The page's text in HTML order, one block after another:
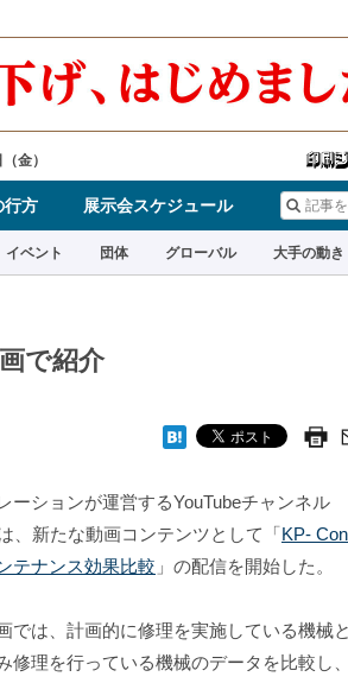
（金）
行方 展示会スケジュール
イベント 団体 グローバル 大手の動き
で紹介
ションが運営するYouTubeチャンネル
、新たな動画コンテンツとして「KP-
テナンス効果比較 」の配信を開始した。
では、計画的に修理を実施している機械
修理を行っている機械のデータを比較し